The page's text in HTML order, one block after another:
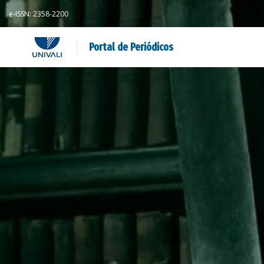
e-ISSN: 2358-2200
Portal de Periódicos